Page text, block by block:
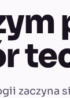
zaczyna